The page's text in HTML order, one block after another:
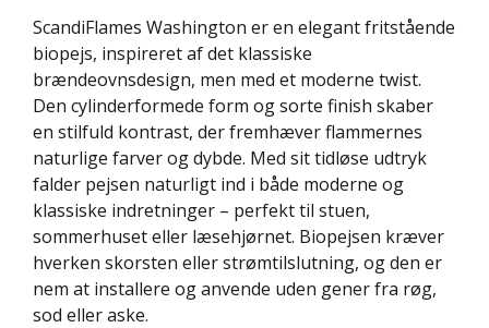
ScandiFlames Washington er en elegant fritstående
biopejs, inspireret af det klassiske
brændeovnsdesign, men med et moderne twist.
Den cylinderformede form og sorte finish skaber
en stilfuld kontrast, der fremhæver flammernes
naturlige farver og dybde. Med sit tidløse udtryk
falder pejsen naturligt ind i både moderne og
klassiske indretninger – perfekt til stuen,
sommerhuset eller læsehjørnet. Biopejsen kræver
hverken skorsten eller strømtilslutning, og den er
nem at installere og anvende uden gener fra røg,
sod eller aske.